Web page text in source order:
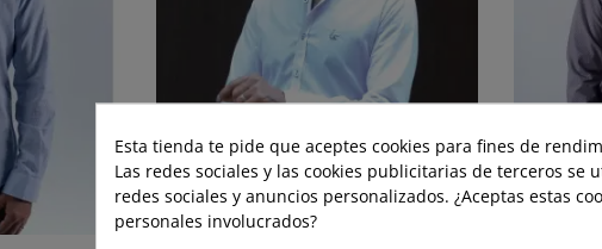
Esta tienda te pide que aceptes cookies para fines de
Las redes sociales y las cookies publicitarias de terceros
redes sociales y anuncios personalizados. ¿Aceptas estas
personales involucrados?